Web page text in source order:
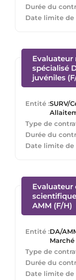
Durée du
Date limite de
spécialisé
juvéniles
Entité :SURV/
Type de
Durée du
Date limite de
AMM (F/H)
Entité :DA/
Marché
Type de
Durée du
Date limite de